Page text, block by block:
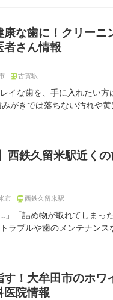
な歯に！クリーニ
者さん情報
古賀駅
イな歯を、手に入れたい方
みがきでは落ちない汚れや
西鉄久留米駅近く
市 西鉄久留米駅
…」「詰め物が取れてしまっ
ラブルや歯のメンテナンス
す！大牟田市のホワ
医院情報